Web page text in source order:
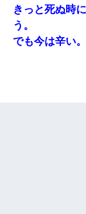
きっと死ぬ時
う。
でも今は辛い。